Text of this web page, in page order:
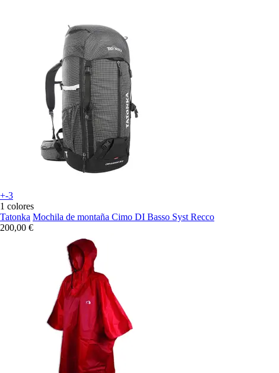
+-3
1 colores
Tatonka Mochila de montaña Cimo DI Basso Syst Recco
200,00 €